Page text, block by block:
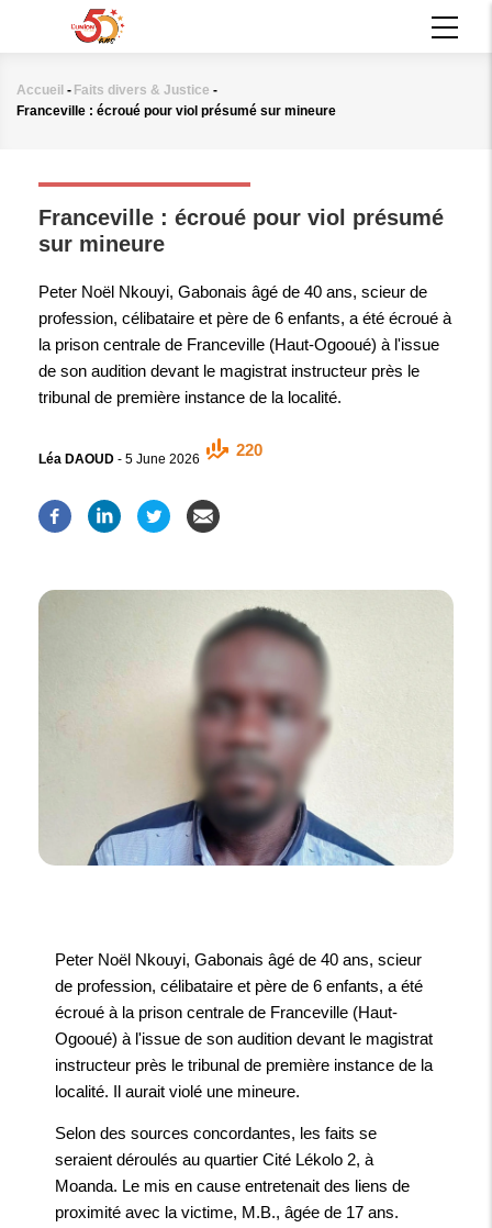
principal
Fil
Accueil - Faits divers & Justice -
Franceville : écroué pour viol présumé sur mineure
Franceville : écroué pour viol présumé
sur mineure
Peter Noël Nkouyi, Gabonais âgé de 40 ans, scieur de
profession, célibataire et père de 6 enfants, a été écroué à
la prison centrale de Franceville (Haut-Ogooué) à l'issue
de son audition devant le magistrat instructeur près le
tribunal de première instance de la localité.
Léa DAOUD - 5 June 2026
220
Peter Noël Nkouyi, Gabonais âgé de 40 ans, scieur
de profession, célibataire et père de 6 enfants, a été
écroué à la prison centrale de Franceville (Haut-
Ogooué) à l'issue de son audition devant le magistrat
instructeur près le tribunal de première instance de la
localité. Il aurait violé une mineure.
Selon des sources concordantes, les faits se
seraient déroulés au quartier Cité Lékolo 2, à
Moanda. Le mis en cause entretenait des liens de
proximité avec la victime, M.B., âgée de 17 ans.